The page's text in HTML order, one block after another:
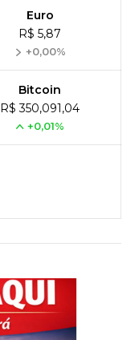
Euro
R$ 5,87
+0,00%
Bitcoin
R$ 350,091,04
+0,01%